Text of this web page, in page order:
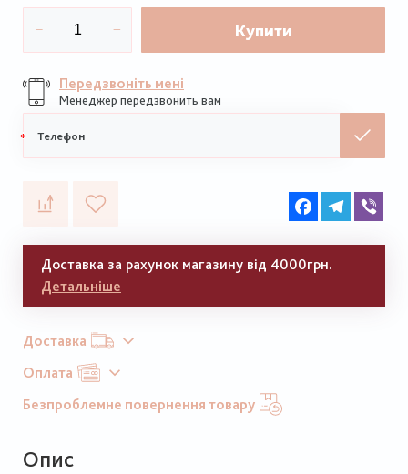
Купити
Передзвоніть мені
Менеджер передзвонить вам
телефон
FacebookTelegram
Доставка за рахунок магазину від 4000грн.
Детальніше
Доставка
Оплата
Безпроблемне повернення товару
Опис